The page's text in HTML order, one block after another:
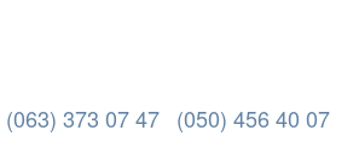
(063) 373 07 47 (050) 456 40 07